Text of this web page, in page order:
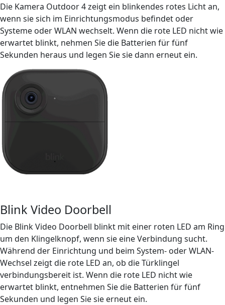
Die Kamera Outdoor 4 zeigt ein blinkendes rotes Licht an,
wenn sie sich im Einrichtungsmodus befindet oder
Systeme oder WLAN wechselt. Wenn die rote LED nicht wie
erwartet blinkt, nehmen Sie die Batterien für fünf
Sekunden heraus und legen Sie sie dann erneut ein.
Blink Video Doorbell
Die Blink Video Doorbell blinkt mit einer roten LED am Ring
um den Klingelknopf, wenn sie eine Verbindung sucht.
Während der Einrichtung und beim System- oder WLAN-
Wechsel zeigt die rote LED an, ob die Türklingel
verbindungsbereit ist. Wenn die rote LED nicht wie
erwartet blinkt, entnehmen Sie die Batterien für fünf
Sekunden und legen Sie sie erneut ein.